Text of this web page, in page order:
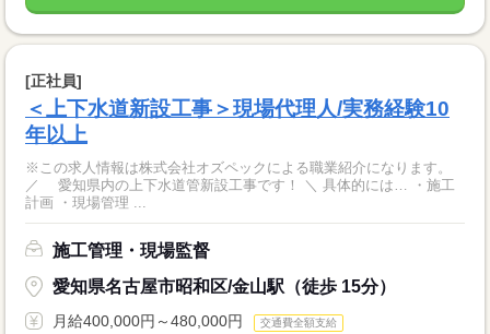
[正社員]
＜上下水道新設工事＞現場代理人/実務経験10
年以上
※この求人情報は株式会社オズペックによる職業紹介になります。
／ 愛知県内の上下水道管新設工事です！ ＼ 具体的には… ・施工
計画 ・現場管理 ...
施工管理・現場監督
愛知県名古屋市昭和区/金山駅（徒歩 15分）
月給400,000円～480,000円 交通費全額支給